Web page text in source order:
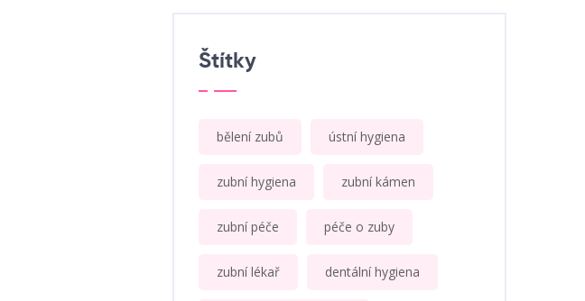
Štítky
bělení zubů ústní hygiena
zubní hygiena zubní kámen
zubní péče péče o zuby
zubní lékař dentální hygiena